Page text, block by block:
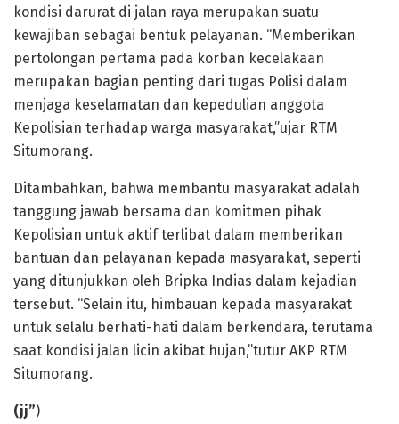
kondisi darurat di jalan raya merupakan suatu
kewajiban sebagai bentuk pelayanan. “Memberikan
pertolongan pertama pada korban kecelakaan
merupakan bagian penting dari tugas Polisi dalam
menjaga keselamatan dan kepedulian anggota
Kepolisian terhadap warga masyarakat,”ujar RTM
Situmorang.
Ditambahkan, bahwa membantu masyarakat adalah
tanggung jawab bersama dan komitmen pihak
Kepolisian untuk aktif terlibat dalam memberikan
bantuan dan pelayanan kepada masyarakat, seperti
yang ditunjukkan oleh Bripka Indias dalam kejadian
tersebut. “Selain itu, himbauan kepada masyarakat
untuk selalu berhati-hati dalam berkendara, terutama
saat kondisi jalan licin akibat hujan,”tutur AKP RTM
Situmorang.
(jj”)